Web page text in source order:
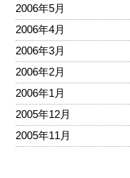
2006年5月
2006年4月
2006年3月
2006年2月
2006年1月
2005年12月
2005年11月